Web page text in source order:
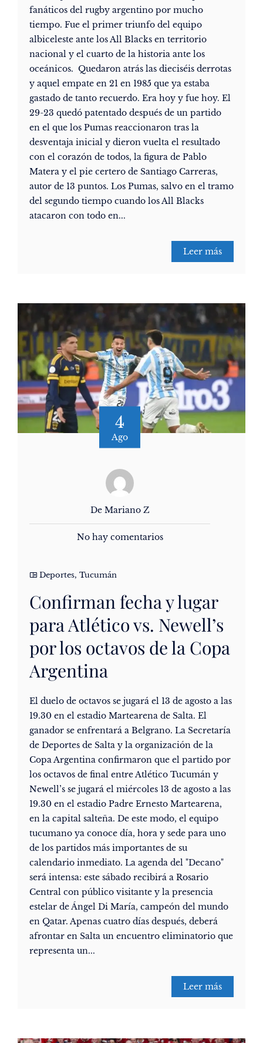
fanáticos del rugby argentino por mucho
tiempo. Fue el primer triunfo del equipo
albiceleste ante los All Blacks en territorio
nacional y el cuarto de la historia ante los
oceánicos. Quedaron atrás las dieciséis derrotas
y aquel empate en 21 en 1985 que ya estaba
gastado de tanto recuerdo. Era hoy y fue hoy. El
29-23 quedó patentado después de un partido
en el que los Pumas reaccionaron tras la
desventaja inicial y dieron vuelta el resultado
con el corazón de todos, la figura de Pablo
Matera y el pie certero de Santiago Carreras,
autor de 13 puntos. Los Pumas, salvo en el tramo
del segundo tiempo cuando los All Blacks
atacaron con todo en...
Leer más
4
Ago
De Mariano Z
No hay comentarios
Deportes, Tucumán
Confirman fecha y lugar
para Atlético vs. Newell’s
por los octavos de la Copa
Argentina
El duelo de octavos se jugará el 13 de agosto a las
19.30 en el estadio Martearena de Salta. El
ganador se enfrentará a Belgrano. La Secretaría
de Deportes de Salta y la organización de la
Copa Argentina confirmaron que el partido por
los octavos de final entre Atlético Tucumán y
Newell’s se jugará el miércoles 13 de agosto a las
19.30 en el estadio Padre Ernesto Martearena,
en la capital salteña. De este modo, el equipo
tucumano ya conoce día, hora y sede para uno
de los partidos más importantes de su
calendario inmediato. La agenda del "Decano"
será intensa: este sábado recibirá a Rosario
Central con público visitante y la presencia
estelar de Ángel Di María, campeón del mundo
en Qatar. Apenas cuatro días después, deberá
afrontar en Salta un encuentro eliminatorio que
representa un...
Leer más